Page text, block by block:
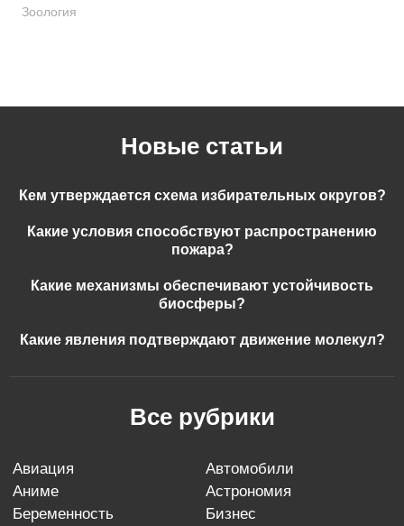
Зоология
Новые статьи
Кем утверждается схема избирательных округов?
Какие условия способствуют распространению
пожара?
Какие механизмы обеспечивают устойчивость
биосферы?
Какие явления подтверждают движение молекул?
Все рубрики
авиация
автомобили
аниме
астрономия
беременность
бизнес